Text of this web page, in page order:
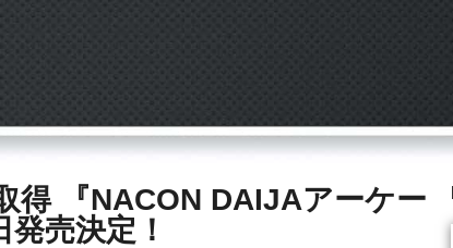
『NACON DAIJAアーケー
売決定！